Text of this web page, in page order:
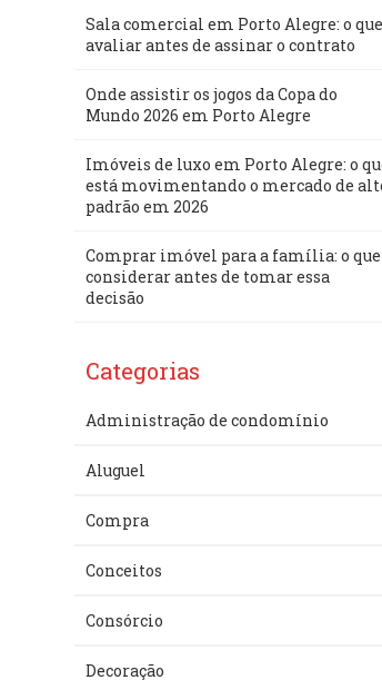
Sala comercial em Porto Alegre: o que
avaliar antes de assinar o contrato
Onde assistir os jogos da Copa do
Mundo 2026 em Porto Alegre
Imóveis de luxo em Porto Alegre: o
está movimentando o mercado de
padrão em 2026
Comprar imóvel para a família: o que
considerar antes de tomar essa
decisão
Categorias
Administração de condomínio
Aluguel
Compra
Conceitos
Consórcio
Decoração